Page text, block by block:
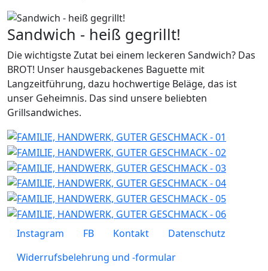
Sandwich - heiß gegrillt!
Die wichtigste Zutat bei einem leckeren Sandwich? Das
BROT! Unser hausgebackenes Baguette mit
Langzeitführung, dazu hochwertige Beläge, das ist
unser Geheimnis. Das sind unsere beliebten
Grillsandwiches.
Fußzeilenmenü
Instagram FB Kontakt
Datenschutz
Widerrufsbelehrung und -formular